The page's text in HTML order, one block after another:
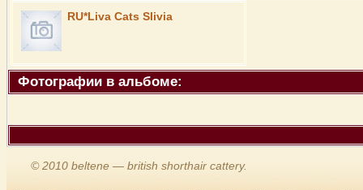
RU*Liva Cats Slivia
Фотографии в альбоме:
© 2010 beltene — british shorthair cattery.